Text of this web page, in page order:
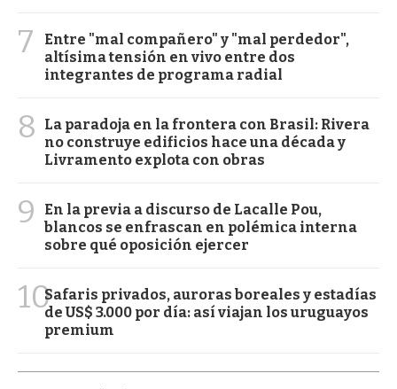
7
Entre "mal compañero" y "mal perdedor",
altísima tensión en vivo entre dos
integrantes de programa radial
8
La paradoja en la frontera con Brasil: Rivera
no construye edificios hace una década y
Livramento explota con obras
9
En la previa a discurso de Lacalle Pou,
blancos se enfrascan en polémica interna
sobre qué oposición ejercer
10Safaris privados, auroras boreales y estadías
de US$ 3.000 por día: así viajan los uruguayos
premium